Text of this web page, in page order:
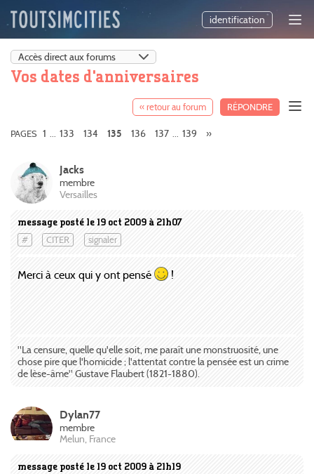
identification
Vos dates d'anniversaires
« retour au forum RÉPONDRE
PAGES 1 ... 133 134 135 136 137 ... 139 »
message posté le 19 oct 2009 à 21h07
# CITER signaler
Jacks
membre
Versailles
Merci à ceux qui y ont pensé !
"La censure, quelle qu'elle soit, me paraît une monstruosité, une
chose pire que l'homicide ; l'attentat contre la pensée est un crime
de lèse-âme" Gustave Flaubert (1821-1880).
message posté le 19 oct 2009 à 21h19
Dylan77
membre
Melun, France